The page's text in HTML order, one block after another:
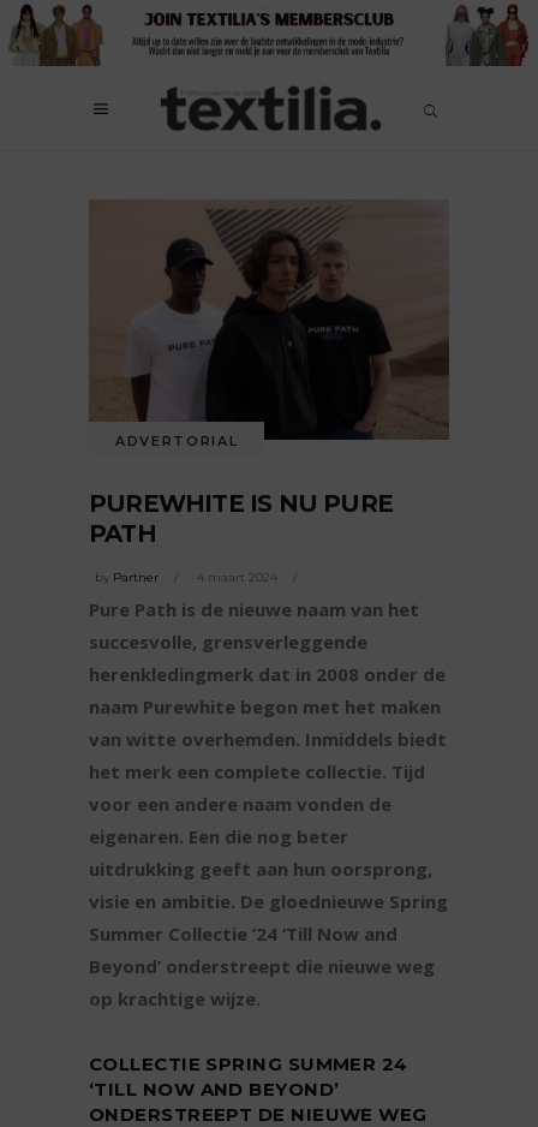
ADVERTORIAL
PUREWHITE IS NU PURE
PATH
by Partner 4 maart 2024
Pure Path is de nieuwe naam van het
succesvolle, grensverleggende
herenkledingmerk dat in 2008 onder de
naam Purewhite begon met het maken
van witte overhemden. Inmiddels biedt
het merk een complete collectie. Tijd
voor een andere naam vonden de
eigenaren. Een die nog beter
uitdrukking geeft aan hun oorsprong,
visie en ambitie. De gloednieuwe Spring
Summer Collectie ’24 ‘Till Now and
Beyond’ onderstreept die nieuwe weg
op krachtige wijze.
COLLECTIE SPRING SUMMER 24
‘TILL NOW AND BEYOND’
ONDERSTREEPT DE NIEUWE WEG